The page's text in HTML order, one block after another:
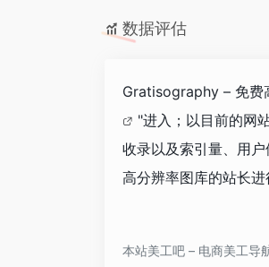
数据评估
Gratisography – 免费
"进入；以目前的网
收录以及索引量、用
高分辨率图库的站长
本站美工吧 – 电商美工导